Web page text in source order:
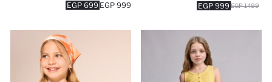
999 EGP 1499 EGP
699 EGP 999 EGP